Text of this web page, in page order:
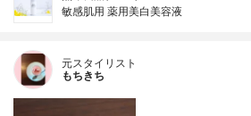
敏感肌用 薬用美白美容液
元スタイリスト
もちきち